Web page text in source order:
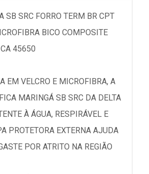
SB SRC FORRO TERM BR CPT
BICO COMPOSITE
45650
EM VELCRO E MICROFIBRA, A
MARINGÁ SB SRC DA DELTA
À ÁGUA, RESPIRÁVEL E
PROTETORA EXTERNA AJUDA
POR ATRITO NA REGIÃO